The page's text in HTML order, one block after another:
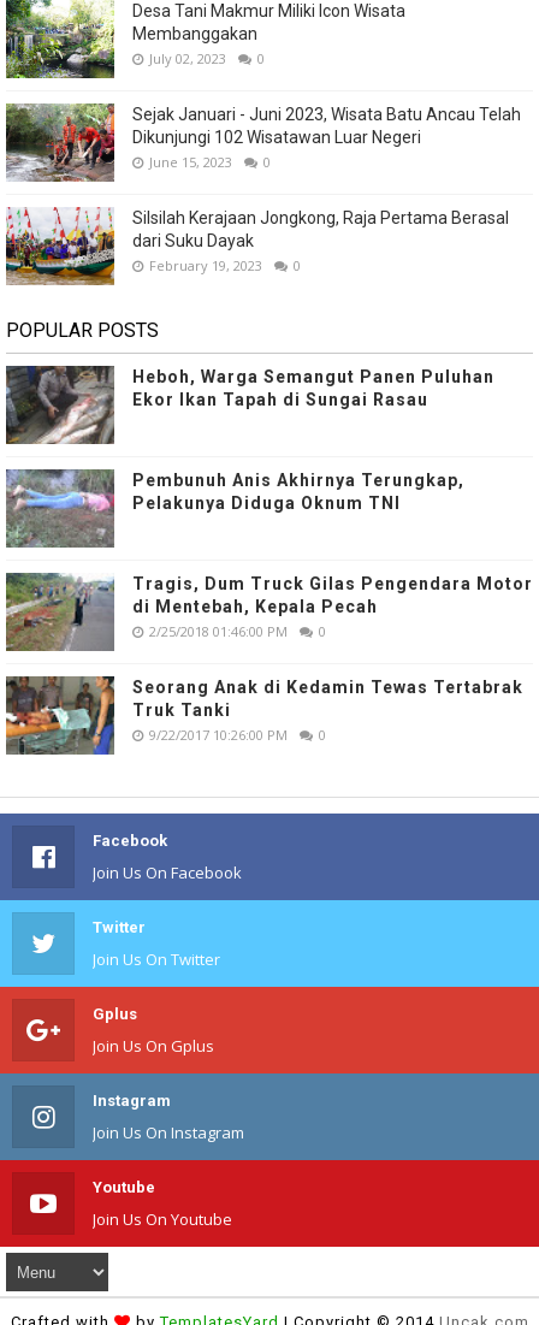
Desa Tani Makmur Miliki Icon Wisata
Membanggakan
July 02, 2023 0
Sejak Januari - Juni 2023, Wisata Batu Ancau Telah
Dikunjungi 102 Wisatawan Luar Negeri
June 15, 2023 0
Silsilah Kerajaan Jongkong, Raja Pertama Berasal
dari Suku Dayak
February 19, 2023 0
POPULAR POSTS
Heboh, Warga Semangut Panen Puluhan
Ekor Ikan Tapah di Sungai Rasau
Pembunuh Anis Akhirnya Terungkap,
Pelakunya Diduga Oknum TNI
Tragis, Dum Truck Gilas Pengendara Motor
di Mentebah, Kepala Pecah
2/25/2018 01:46:00 PM 0
Seorang Anak di Kedamin Tewas Tertabrak
Truk Tanki
9/22/2017 10:26:00 PM 0
Facebook
Join Us On Facebook
Twitter
Join Us On Twitter
Gplus
Join Us On Gplus
Instagram
Join Us On Instagram
Youtube
Join Us On Youtube